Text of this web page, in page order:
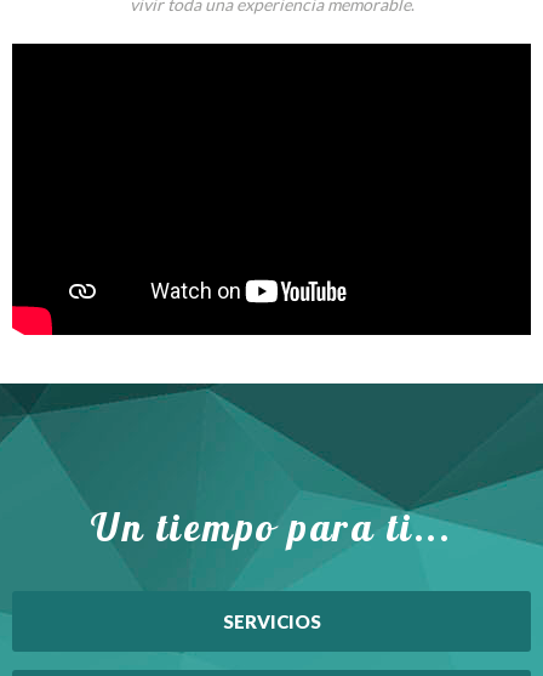
vivir toda una experiencia memorable.
Un tiempo para ti...
SERVICIOS